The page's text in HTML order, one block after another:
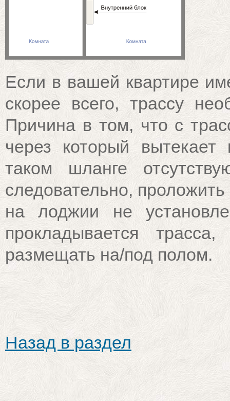
Если в вашей квартире
скорее всего, трассу
Причина в том, что с
через который вытекает
таком шланге
следовательно,
на лоджии не
прокладывается
размещать на/под полом.
Назад в раздел